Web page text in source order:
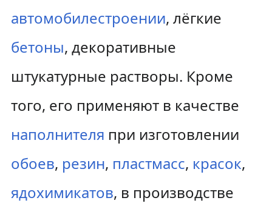
автомобилестроении, лёгкие
бетоны, декоративные
штукатурные растворы. Кроме
того, его применяют в качестве
наполнителя при изготовлении
обоев, резин, пластмасс, красок,
ядохимикатов, в производстве